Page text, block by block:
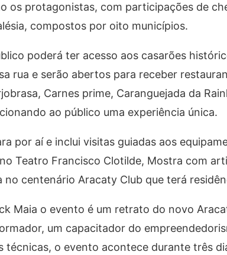
os protagonistas, com participações de
compostos por oito municípios.
poderá ter acesso aos casarões
rua e serão abertos para receber
Carnes prime, Caranguejada da
ao público uma experiência única.
por aí e inclui visitas guiadas aos
Teatro Francisco Clotilde, Mostra com
no centenário Aracaty Club que terá
Maia o evento é um retrato do novo
um capacitador do
técnicas, o evento acontece durante três